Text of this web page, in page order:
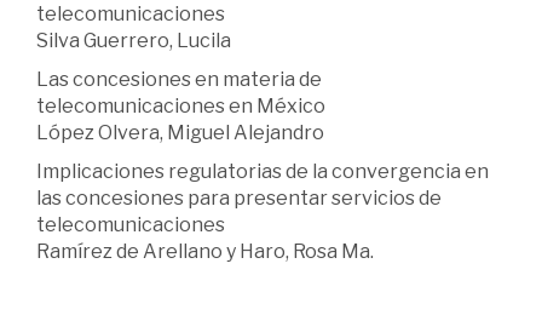
telecomunicaciones
Silva Guerrero, Lucila
Las concesiones en materia de
telecomunicaciones en México
López Olvera, Miguel Alejandro
Implicaciones regulatorias de la convergencia en
las concesiones para presentar servicios de
telecomunicaciones
Ramírez de Arellano y Haro, Rosa Ma.